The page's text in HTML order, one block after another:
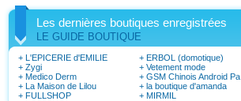
Les dernières boutiques enregistrées
LE GUIDE BOUTIQUE
+ L'EPICERIE d'EMILIE
+ Zygi
+ Medico Derm
+ La Maison de Lilou
+ FULLSHOP
+ ERBOL (domotique)
+ Vetement mode
+ GSM Chinois Android Pa
+ la boutique d'amanda
+ MIRMIL